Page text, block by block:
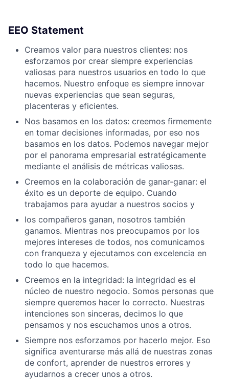
EEO Statement
Creamos valor para nuestros clientes: nos
esforzamos por crear siempre experiencias
valiosas para nuestros usuarios en todo lo que
hacemos. Nuestro enfoque es siempre innovar
nuevas experiencias que sean seguras,
placenteras y eficientes.
Nos basamos en los datos: creemos firmemente
en tomar decisiones informadas, por eso nos
basamos en los datos. Podemos navegar mejor
por el panorama empresarial estratégicamente
mediante el análisis de métricas valiosas.
Creemos en la colaboración de ganar-ganar: el
éxito es un deporte de equipo. Cuando
trabajamos para ayudar a nuestros socios y
los compañeros ganan, nosotros también
ganamos. Mientras nos preocupamos por los
mejores intereses de todos, nos comunicamos
con franqueza y ejecutamos con excelencia en
todo lo que hacemos.
Creemos en la integridad: la integridad es el
núcleo de nuestro negocio. Somos personas que
siempre queremos hacer lo correcto. Nuestras
intenciones son sinceras, decimos lo que
pensamos y nos escuchamos unos a otros.
Siempre nos esforzamos por hacerlo mejor. Eso
significa aventurarse más allá de nuestras zonas
de confort, aprender de nuestros errores y
ayudarnos a crecer unos a otros.